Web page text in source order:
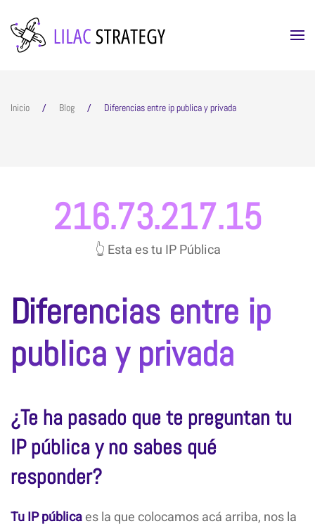
Skip to main content
Inicio Blog Diferencias entre ip publica y privada
216.73.217.15
👆 Esta es tu IP Pública
Diferencias entre ip
publica y privada
¿Te ha pasado que te preguntan tu
IP pública y no sabes qué
responder?
Tu IP públicaes la que colocamos acá arriba, nos la